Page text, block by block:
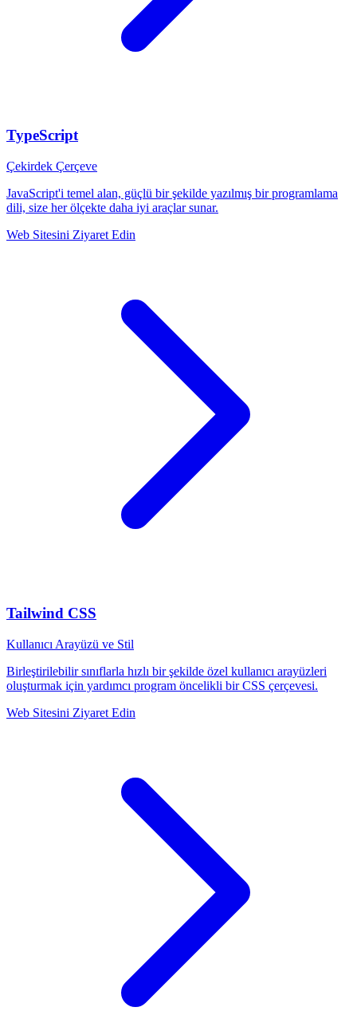
TypeScript
Çekirdek Çerçeve
JavaScript'i temel alan, güçlü bir şekilde yazılmış bir programlama
dili, size her ölçekte daha iyi araçlar sunar.
Web Sitesini Ziyaret Edin
Tailwind CSS
Kullanıcı Arayüzü ve Stil
Birleştirilebilir sınıflarla hızlı bir şekilde özel kullanıcı arayüzleri
oluşturmak için yardımcı program öncelikli bir CSS çerçevesi.
Web Sitesini Ziyaret Edin